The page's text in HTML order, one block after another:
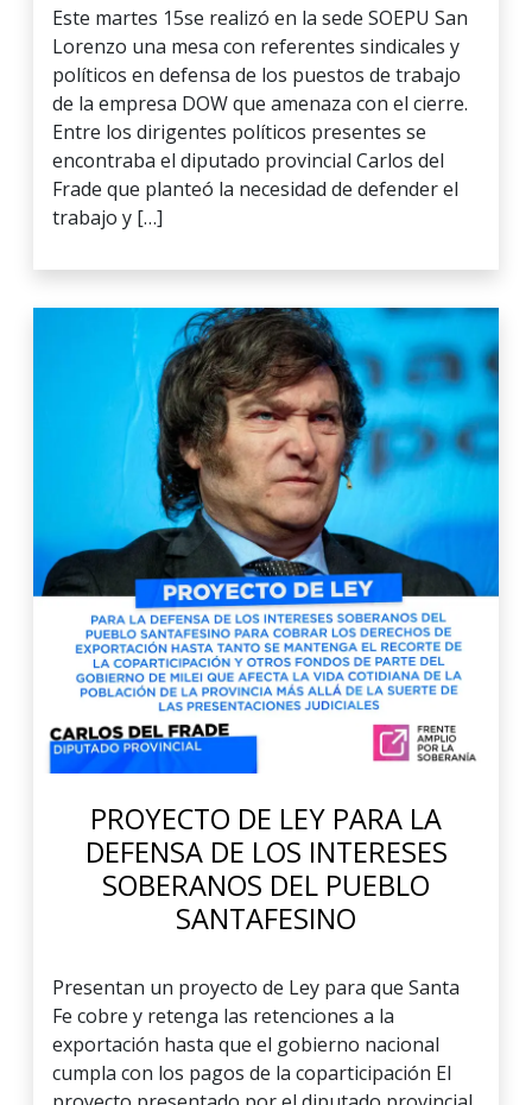
Este martes 15se realizó en la sede SOEPU San
Lorenzo una mesa con referentes sindicales y
políticos en defensa de los puestos de trabajo
de la empresa DOW que amenaza con el cierre.
Entre los dirigentes políticos presentes se
encontraba el diputado provincial Carlos del
Frade que planteó la necesidad de defender el
trabajo y […]
PROYECTO DE LEY PARA LA
DEFENSA DE LOS INTERESES
SOBERANOS DEL PUEBLO
SANTAFESINO
Presentan un proyecto de Ley para que Santa
Fe cobre y retenga las retenciones a la
exportación hasta que el gobierno nacional
cumpla con los pagos de la coparticipación El